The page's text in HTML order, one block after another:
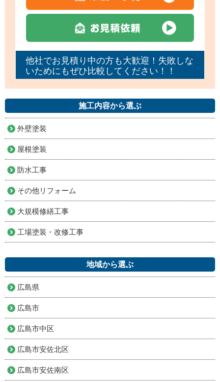
他社でお見積り中の方も大歓迎！失敗しな
いためにもぜひ比較してください！！
施工内容から選ぶ
外壁塗装
屋根塗装
防水工事
その他リフォーム
大規模修繕工事
工場塗装・改修工事
地域から選ぶ
広島県
広島市
広島市中区
広島市安佐北区
広島市安佐南区